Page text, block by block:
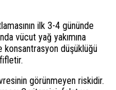
ilk 3-4 gününde
vücut yağ yakımına
konsantrasyon düşüklüğü
görünmeyen riskidir.